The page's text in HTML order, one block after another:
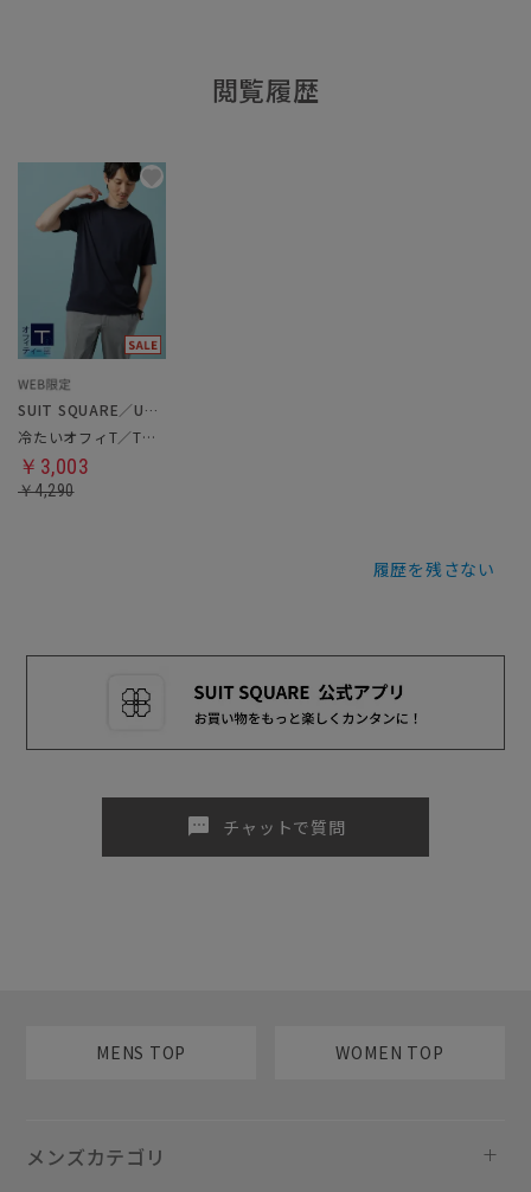
閲覧履歴
SUIT SQUARE／UNIVERSAL LANGUAGE
冷たいオフィT／Tシャツ
￥3,003
￥4,290
履歴を残さない
sms チャットで質問
MENS TOP WOMEN TOP
メンズカテゴリ